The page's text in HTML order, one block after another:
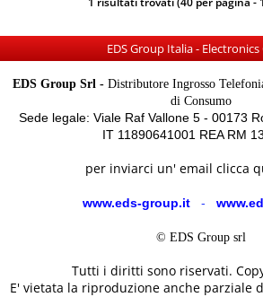
EDS Group Italia -
EDS Group Srl -Distributore Ingrosso
di Consumo
Sede legale: Viale Raf Vallone 5 - 00173
IT 11890641001 REA RM
per inviarci un' email clicca
www.eds-group.it -
© EDS Group srl
Tutti i diritti sono riservati.
E' vietata la riproduzione anche parziale